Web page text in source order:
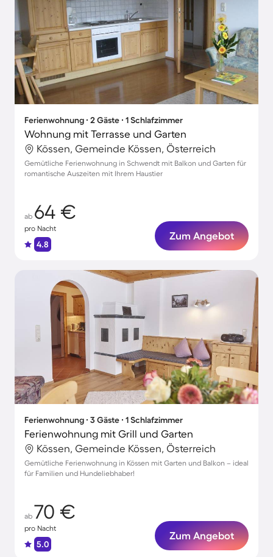
Ferienwohnung ∙ 2 Gäste ∙ 1 Schlafzimmer
Wohnung mit Terrasse und Garten
Kössen, Gemeinde Kössen, Österreich
Gemütliche Ferienwohnung in Schwendt mit Balkon und Garten für
romantische Auszeiten mit Ihrem Haustier
ab 64 €
pro Nacht
4.8
Zum Angebot
Ferienwohnung ∙ 3 Gäste ∙ 1 Schlafzimmer
Ferienwohnung mit Grill und Garten
Kössen, Gemeinde Kössen, Österreich
Gemütliche Ferienwohnung in Kössen mit Garten und Balkon – ideal
für Familien und Hundeliebhaber!
ab 70 €
pro Nacht
5.0
Zum Angebot